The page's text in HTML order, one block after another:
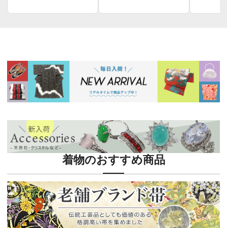
着物のおすすめ商品